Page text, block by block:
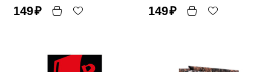
149₽ 149₽